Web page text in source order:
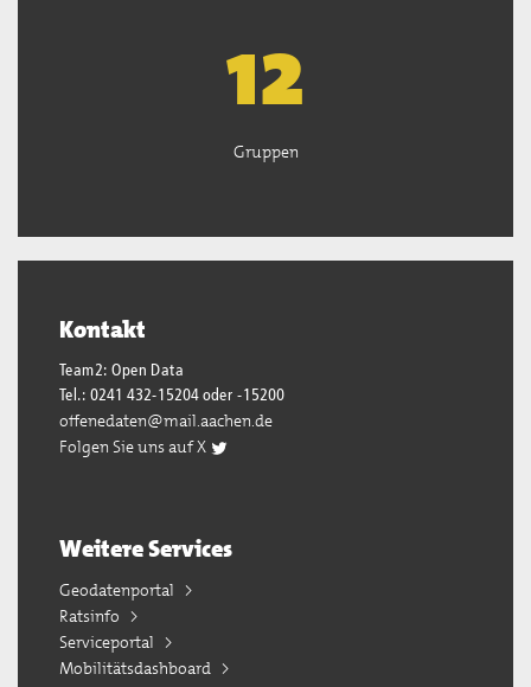
13
Gruppen
Kontakt
Team2: Open Data
Tel.: 0241 432-15204 oder -15200
offenedaten@mail.aachen.de
Folgen Sie uns auf X
Weitere Services
Geodatenportal
Ratsinfo
Serviceportal
Mobilitätsdashboard